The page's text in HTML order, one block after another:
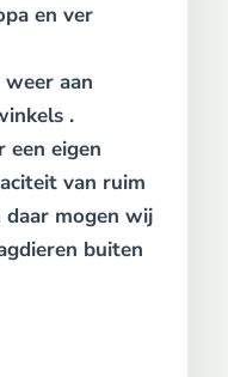
en ver
aan
.
een eigen
van ruim
daar mogen wij
buiten